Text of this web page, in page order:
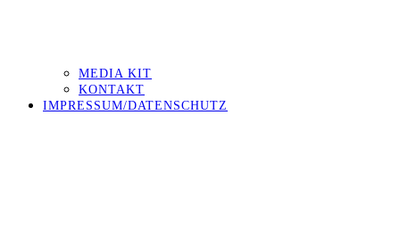
MEDIA KIT
KONTAKT
IMPRESSUM/DATENSCHUTZ